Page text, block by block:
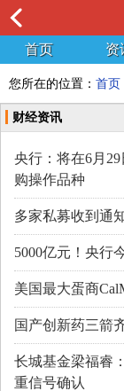
首页 资
您所在的位置： 首页
财经资讯
央行：将在6月
购操作品种
多家私募收到通
5000亿元！央行
美国最大蛋商
国产创新药三箭
长城基金梁福睿
重信号确认